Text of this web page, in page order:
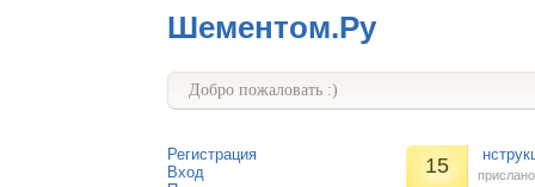
Шементом.Ру
Добро пожаловать :)
Регистрация
Вход
15